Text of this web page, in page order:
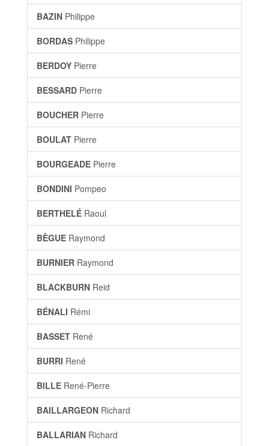
BAZIN Philippe
BORDAS Philippe
BERDOY Pierre
BESSARD Pierre
BOUCHER Pierre
BOULAT Pierre
BOURGEADE Pierre
BONDINI Pompeo
BERTHELÉ Raoul
BÈGUE Raymond
BURNIER Raymond
BLACKBURN Reid
BÉNALI Rémi
BASSET René
BURRI René
BILLE René-Pierre
BAILLARGEON Richard
BALLARIAN Richard